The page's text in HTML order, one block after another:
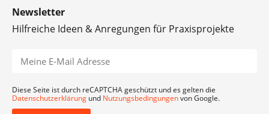
Newsletter
Hilfreiche Ideen & Anregungen für Praxisprojekte
Diese Seite ist durch reCAPTCHA geschützt und es gelten die
Datenschutzerklärung und Nutzungsbedingungenvon Google.